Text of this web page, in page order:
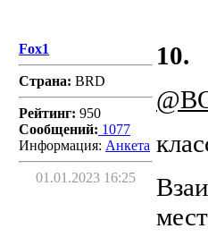
Fox1
Страна: BRD
Рейтинг: 950
Сообщений: 1077
Информация: Aнкета
01.01.2023 16:25
10.